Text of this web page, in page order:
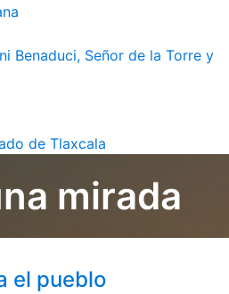
Benaduci, Señor de la Torre y
de Tlaxcala
mirada
el pueblo